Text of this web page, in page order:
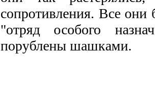
сопротивления. Все они
"отряд особого
порублены шашками.